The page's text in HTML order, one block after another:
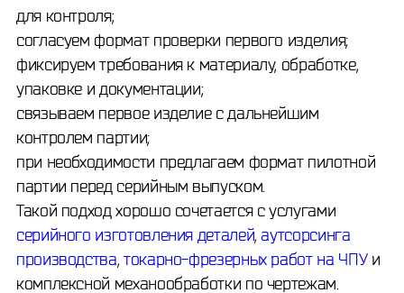
для контроля;
согласуем формат проверки первого изделия;
фиксируем требования к материалу, обработке,
упаковке и документации;
связываем первое изделие с дальнейшим
контролем партии;
при необходимости предлагаем формат пилотной
партии перед серийным выпуском.
Такой подход хорошо сочетается с услугами
серийного изготовления деталей,аутсорсинга
производства, токарно-фрезерных работ на ЧПУи
комплексной механообработки по чертежам.